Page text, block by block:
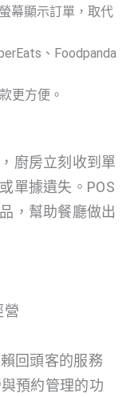
幕顯示訂單，取代
、Foodpanda
更方便。
廚房立刻收到單
單據遺失。POS
，幫助餐廳做出
營
回頭客的服務
預約管理的功